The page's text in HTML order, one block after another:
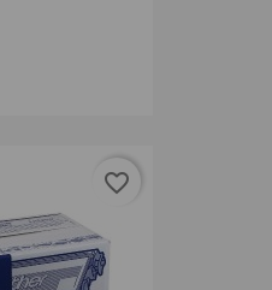
favorite_border